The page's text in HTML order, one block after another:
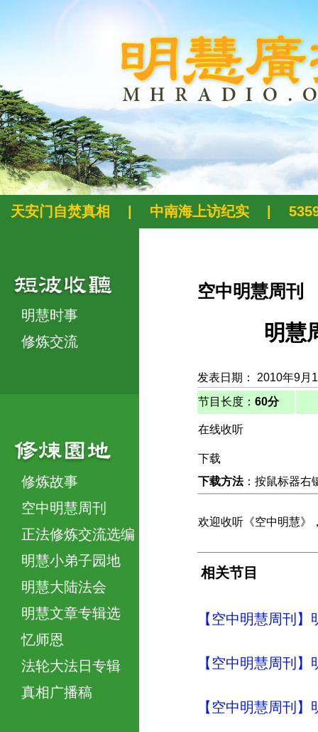
天安门自焚真相 中南海上访纪实
明慧时事
修炼交流
修炼故事
空中明慧周刊
正法修炼交流选编
明慧小弟子园地
明慧大陆法会
明慧文章专辑选
忆师恩
法轮大法日专辑
真相广播稿
空中明慧周刊
明慧
发表日期： 2010年9月
节目长度： 60分
在线收听
下载
下载方法：按鼠标器右
欢迎收听《空中明慧》
相关节目
【空中明慧周刊
【空中明慧周刊
【空中明慧周刊